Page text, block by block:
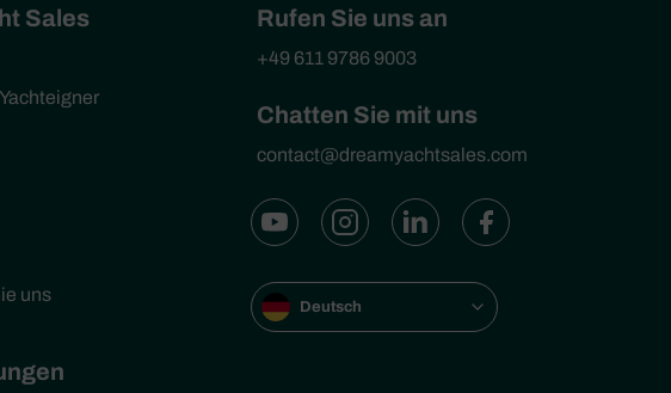
Sales
uns
Rufen Sie uns an
+49 611 9786 9003
Chatten Sie mit uns
contact@dreamyachtsales.com
Deutsch